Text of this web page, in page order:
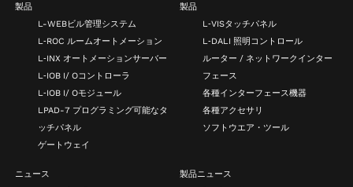
製品
L-WEBビル管理システム
L‑ROC ルームオートメーション
L‑INX オートメーションサーバー
L‑IOB I/ Oコントローラ
L‑IOB I/ Oモジュール
LPAD-7 プログラミング可能なタ
ッチパネル
ゲートウェイ
製品
L‑VISタッチパネル
L‑DALI 照明コントロール
ルーター / ネットワークインター
フェース
各種インターフェース機器
各種アクセサリ
ソフトウエア・ツール
ニュース
製品ニュース